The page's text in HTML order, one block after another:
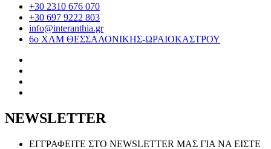
+30 2310 676 070
+30 697 9222 803
info@interanthia.gr
6ο ΧΛΜ ΘΕΣΣΑΛΟΝΙΚΗΣ-ΩΡΑΙΟΚΑΣΤΡΟΥ
NEWSLETTER
ΕΓΓΡΑΦΕΙΤΕ ΣΤΟ NEWSLETTER ΜΑΣ ΓΙΑ ΝΑ ΕΙΣΤΕ